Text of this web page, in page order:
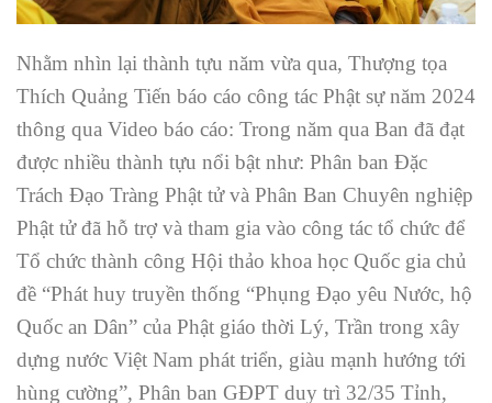
Nhằm nhìn lại thành tựu năm vừa qua, Thượng tọa
Thích Quảng Tiến báo cáo công tác Phật sự năm 2024
thông qua Video báo cáo: Trong năm qua Ban đã đạt
được nhiều thành tựu nổi bật như: Phân ban Đặc
Trách Đạo Tràng Phật tử và Phân Ban Chuyên nghiệp
Phật tử đã hỗ trợ và tham gia vào công tác tổ chức để
Tổ chức thành công Hội thảo khoa học Quốc gia chủ
đề “Phát huy truyền thống “Phụng Đạo yêu Nước, hộ
Quốc an Dân” của Phật giáo thời Lý, Trần trong xây
dựng nước Việt Nam phát triển, giàu mạnh hướng tới
hùng cường”, Phân ban GĐPT duy trì 32/35 Tỉnh,